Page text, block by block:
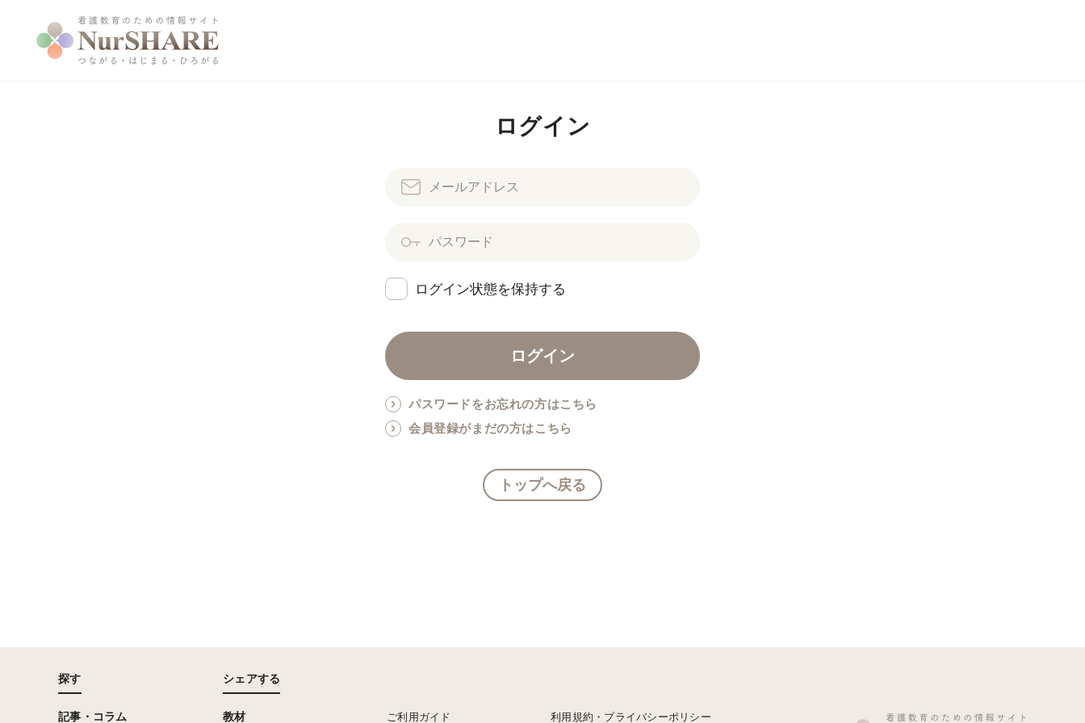
ログイン
ログイン状態を保持する
パスワードをお忘れの方はこちら
会員登録がまだの方はこちら
トップへ戻る
探す
記事・コラム
シェアする
教材 ご利用ガイド 利用規約・プライバシーポリシー